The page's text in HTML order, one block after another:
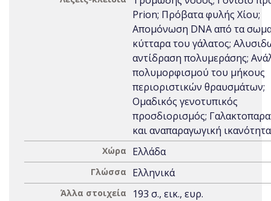
Prion; Πρόβατα φυλής Χίου;
Απομόνωση DNA από τα
κύτταρα του γάλατος;
αντίδραση πολυμεράσης;
πολυμορφισμού του μήκους
περιοριστικών θραυσμάτων;
Ομαδικός γενοτυπικός
προσδιορισμός;
και αναπαραγωγική ικανότητα
Χώρα Ελλάδα
Γλώσσα Ελληνικά
Άλλα στοιχεία 193 σ., εικ., ευρ.